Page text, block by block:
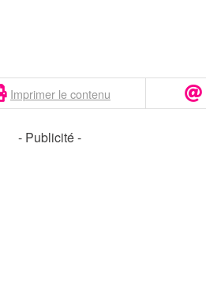
Imprimer le contenu
- Publicité -